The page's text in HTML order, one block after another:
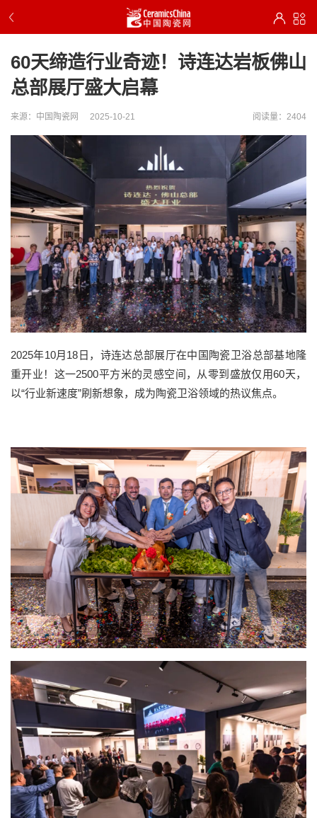
60天缔造行业奇迹！诗连达岩板佛山
总部展厅盛大启幕
来源：中国陶瓷网 2025-10-21 阅读量：2404
2025年10月18日，诗连达总部展厅在中国陶瓷卫浴总部基地隆
重开业！这一2500平方米的灵感空间，从零到盛放仅用60天，
以“行业新速度”刷新想象，成为陶瓷卫浴领域的热议焦点。